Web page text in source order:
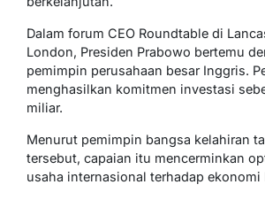
Dalam forum CEO Roundtable di
London, Presiden Prabowo bertemu
pemimpin perusahaan besar Inggris.
menghasilkan komitmen investasi
miliar.
Menurut pemimpin bangsa kelahiran
tersebut, capaian itu mencerminkan
usaha internasional terhadap ekonomi